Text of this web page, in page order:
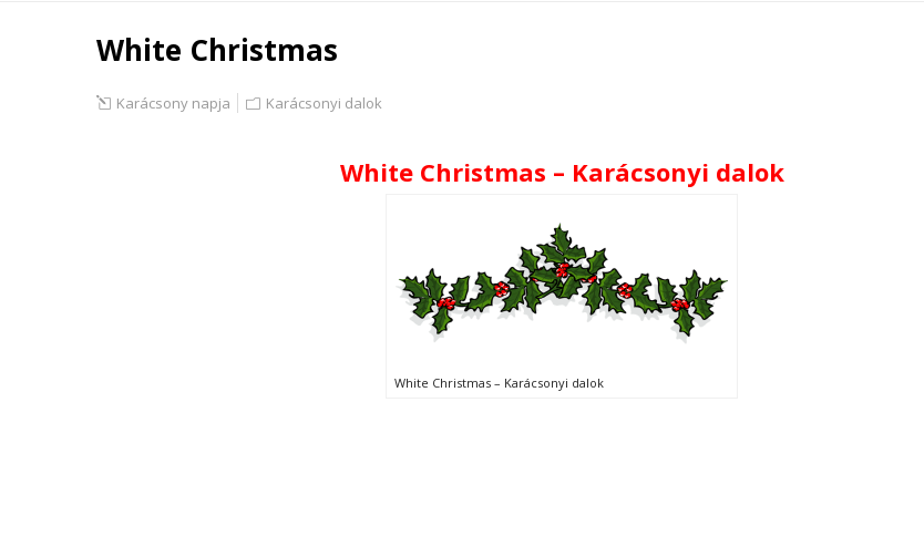
White Christmas
Karácsony napja Karácsonyi dalok
White Christmas – Karácsonyi dalok
White Christmas – Karácsonyi dalok